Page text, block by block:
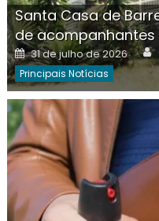
Santa Casa de
de acompanhantes
Posted
on
31 de julho de 2026
Principais Notícias